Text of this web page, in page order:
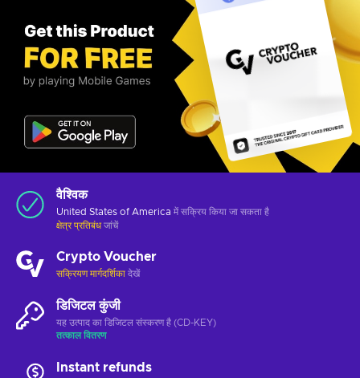
वैश्विक
United States of America में सक्रिय किया जा सकता है
क्षेत्र प्रतिबंध जांचें
Crypto Voucher
सक्रियण मार्गदर्शिका देखें
डिजिटल कुंजी
यह उत्पाद का डिजिटल संस्करण है (CD-KEY)
तत्काल वितरण
Instant refunds